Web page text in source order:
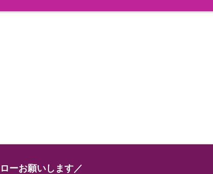
ーお願いします／